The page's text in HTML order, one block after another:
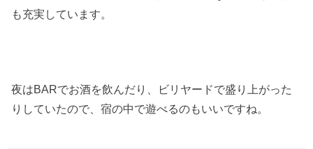
も充実しています。
夜はBARでお酒を飲んだり、ビリヤードで盛り上がった
りしていたので、宿の中で遊べるのもいいですね。